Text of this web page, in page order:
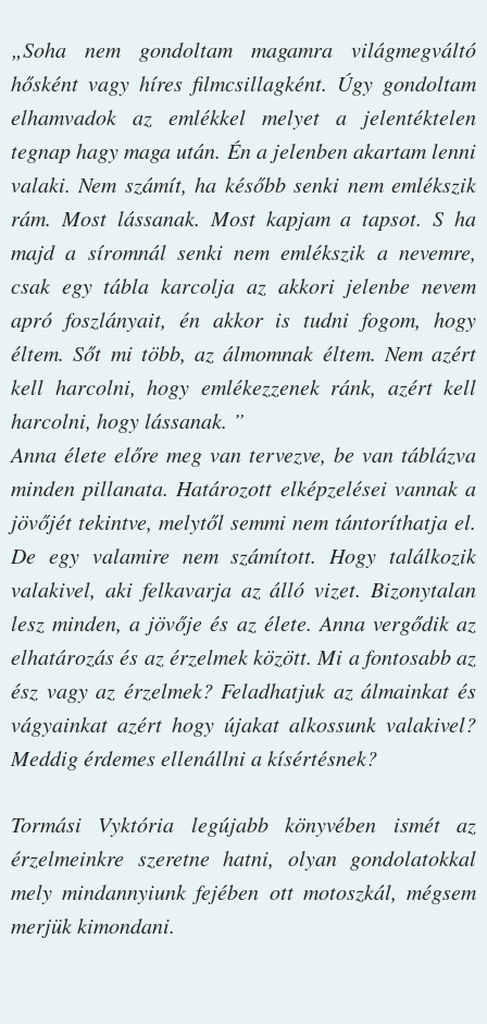
„Soha ​nem gondoltam magamra világmegváltó
hősként vagy híres filmcsillagként. Úgy gondoltam
elhamvadok az emlékkel melyet a jelentéktelen
tegnap hagy maga után. Én a jelenben akartam lenni
valaki. Nem számít, ha később senki nem emlékszik
rám. Most lássanak. Most kapjam a tapsot. S ha
majd a síromnál senki nem emlékszik a nevemre,
csak egy tábla karcolja az akkori jelenbe nevem
apró foszlányait, én akkor is tudni fogom, hogy
éltem. Sőt mi több, az álmomnak éltem. Nem azért
kell harcolni, hogy emlékezzenek ránk, azért kell
harcolni, hogy lássanak. ”
Anna élete előre meg van tervezve, be van táblázva
minden pillanata. Határozott elképzelései vannak a
jövőjét tekintve, melytől semmi nem tántoríthatja el.
De egy valamire nem számított. Hogy találkozik
valakivel, aki felkavarja az álló vizet. Bizonytalan
lesz minden, a jövője és az élete. Anna vergődik az
elhatározás és az érzelmek között. Mi a fontosabb az
ész vagy az érzelmek? Feladhatjuk az álmainkat és
vágyainkat azért hogy újakat alkossunk valakivel?
Meddig érdemes ellenállni a kísértésnek?
Tormási Vyktória legújabb könyvében ismét az
érzelmeinkre szeretne hatni, olyan gondolatokkal
mely mindannyiunk fejében ott motoszkál, mégsem
merjük kimondani.